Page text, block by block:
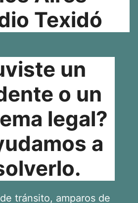
Texidó
un
o un
legal?
a
tránsito, amparos de